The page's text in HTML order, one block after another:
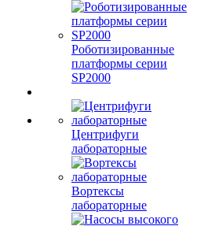
Роботизированные
платформы серии
SP2000
Центрифуги
лабораторные
Вортексы
лабораторные